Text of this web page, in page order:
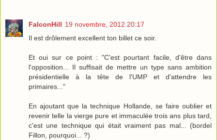
FalconHill 19 novembre, 2012 20:17
Il est drôlement excellent ton billet ce soir.
Et oui sur ce point : "C'est pourtant facile, d'être dans
l'opposition... Il suffisait de mettre un type sans ambition
présidentielle à la tête de l'UMP et d'attendre les
primaires..."
En ajoutant que la technique Hollande, se faire oublier et
revenir telle la vierge pure et immaculée trois ans plus tard,
c'est une technique qui était vraiment pas mal... (bordel
Fillon, pourquoi... ?)